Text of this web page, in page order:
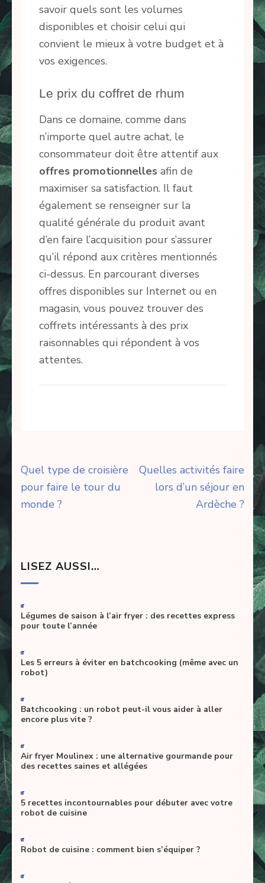
savoir quels sont les volumes
disponibles et choisir celui qui
convient le mieux à votre budget et à
vos exigences.
Le prix du coffret de rhum
Dans ce domaine, comme dans
n’importe quel autre achat, le
consommateur doit être attentif aux
offres promotionnelles afin de
maximiser sa satisfaction. Il faut
également se renseigner sur la
qualité générale du produit avant
d’en faire l’acquisition pour s’assurer
qu’il répond aux critères mentionnés
ci-dessus. En parcourant diverses
offres disponibles sur Internet ou en
magasin, vous pouvez trouver des
coffrets intéressants à des prix
raisonnables qui répondent à vos
attentes.
Navigation
de
l’article
Quel type de croisière
pour faire le tour du
monde ?
Quelles activités faire
lors d’un séjour en
Ardèche ?
LISEZ AUSSI…
-
Légumes de saison à l’air fryer : des recettes express
pour toute l’année
-
Les 5 erreurs à éviter en batchcooking (même avec un
robot)
-
Batchcooking : un robot peut-il vous aider à aller
encore plus vite ?
-
Air fryer Moulinex : une alternative gourmande pour
des recettes saines et allégées
-
5 recettes incontournables pour débuter avec votre
robot de cuisine
-
Robot de cuisine : comment bien s’équiper ?
-